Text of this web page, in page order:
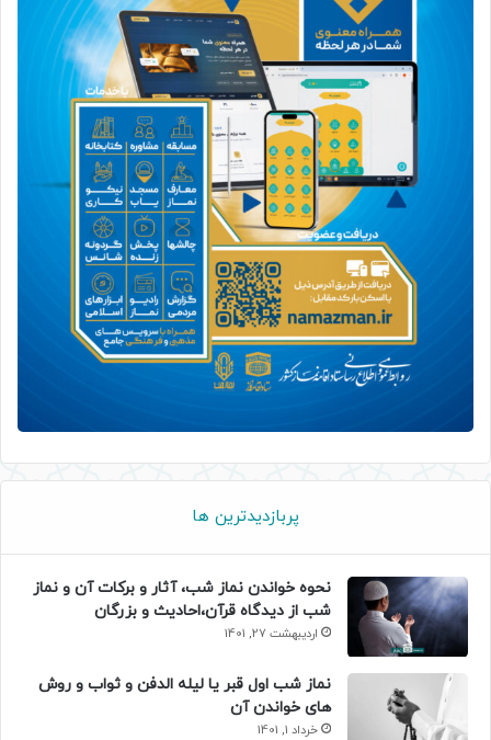
پربازدیدترین ها
نحوه خواندن نماز شب، آثار و برکات آن و نماز
شب از دیدگاه قرآن،احادیث و بزرگان
اردیبهشت 27, 1401
نماز شب اول قبر یا لیله الدفن و ثواب و روش
های خواندن آن
خرداد 1, 1401